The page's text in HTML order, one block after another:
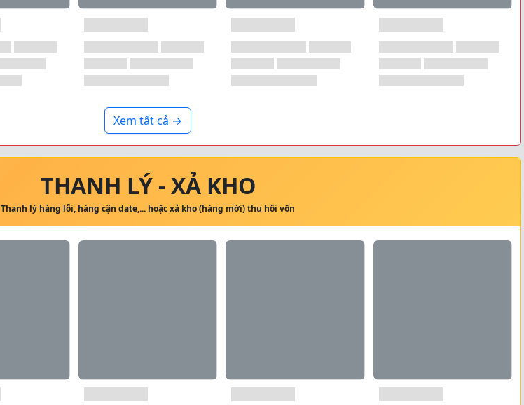
Xem tất cả →
THANH LÝ - XẢ KHO
Thanh lý hàng lỗi, hàng cận date,... hoặc xả kho (hàng mới) thu hồi vốn